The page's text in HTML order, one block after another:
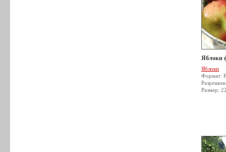
Яблоки
Яблоки
Формат:
Размер: